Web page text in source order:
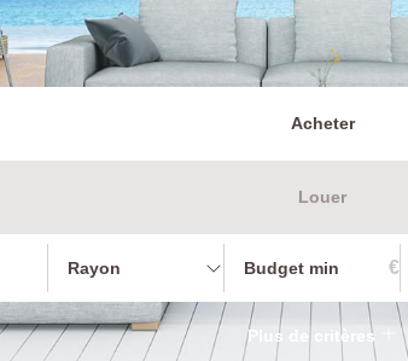
Acheter
Louer
Rayon €
Plus de critères